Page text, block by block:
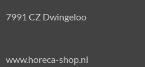
7991 CZ Dwingeloo
www.horeca-shop.nl